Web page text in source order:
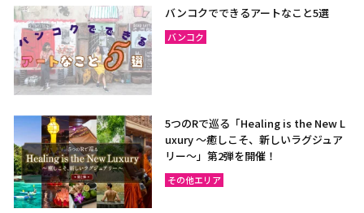
バンコクでできるアートなこと5選
バンコク
5つのRで巡る「Healing is the New L
uxury ～癒しこそ、新しいラグジュア
リー〜」第2弾を開催！
その他エリア